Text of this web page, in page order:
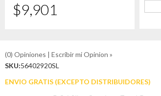
$9,901
(0) Opiniones | Escribir mi Opinion »
SKU:56402920SL
ENVIO GRATIS (EXCEPTO DISTRIBUIDORES)